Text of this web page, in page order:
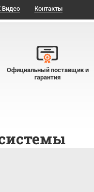
Видео Контакты
Официальный поставщик и
гарантия